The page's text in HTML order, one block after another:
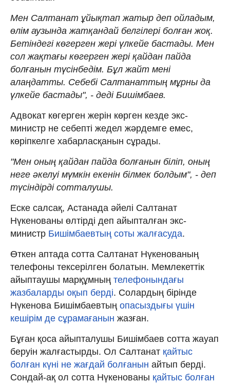
Мен Салтанат ұйықтап жатыр деп ойладым,
өлім аузында жатқандай белгілері болған жоқ.
Бетіндегі көгерген жері үлкейе бастады. Мен
сол жақтағы көгерген жері қайдан пайда
болғанын түсінбедім. Бұл жайт мені
алаңдатты. Себебі Салтанаттың мұрны да
үлкейе бастады", - деді Бишімбаев.
Адвокат көгерген жерін көрген кезде экс-
министр не себепті жедел жәрдемге емес,
көріпкелге хабарласқанын сұрады.
"Мен оның қайдан пайда болғанын біліп, оның
неге әкелуі мүмкін екенін білмек болдым", - деп
түсіндірді сотталушы.
Еске салсақ, Астанада әйелі Салтанат
Нүкенованы өлтірді деп айыпталған экс-
министр Бишімбаевтың соты жалғасуда.
Өткен аптада сотта Салтанат Нүкенованың
телефоны тексерілген болатын. Мемлекеттік
айыптаушы марқұмның телефонындағы
жазбаларды оқып берді. Солардың бірінде
Нүкенова Бишімбаевтың опасыздығы үшін
кешірім де сұрамағанын жазған.
Бұған қоса айыпталушы Бишімбаев сотта жауап
беруін жалғастырды. Ол Салтанат қайтыс
болған күні не жағдай болғанын айтып берді.
Сондай-ақ ол сотта Нүкенованы қайтыс болған